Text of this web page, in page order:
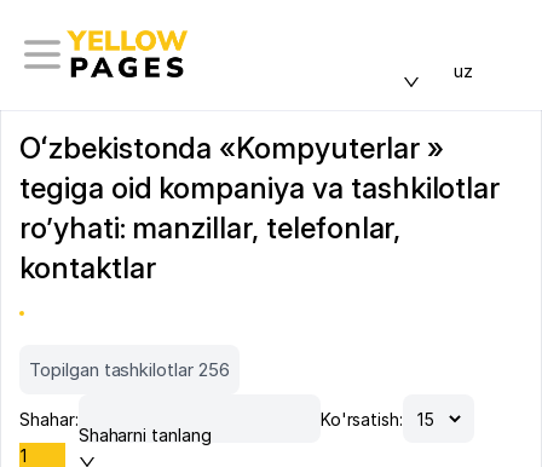
uz
Oʻzbekistonda «Kompyuterlar »
tegiga oid kompaniya va tashkilotlar
ro’yhati: manzillar, telefonlar,
kontaktlar
Topilgan tashkilotlar 256
Shahar:
Shaharni tanlang
Ko'rsatish:
1